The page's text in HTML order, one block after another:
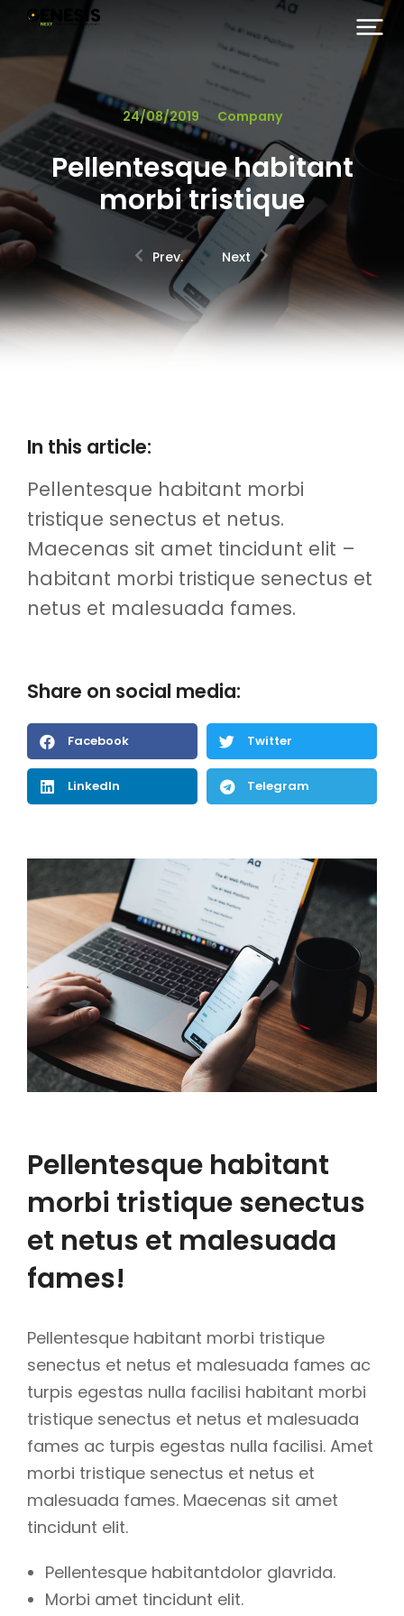
24/08/2019 Company
Pellentesque habitant
morbi tristique
Prev. Next
Pellentesque habitant
morbi tristique senectus
et netus et malesuada
fames!
Pellentesque habitant morbi tristique
senectus et netus et malesuada fames ac
turpis egestas nulla facilisi habitant morbi
tristique senectus et netus et malesuada
fames ac turpis egestas nulla facilisi. Amet
morbi tristique senectus et netus et
malesuada fames. Maecenas sit amet
tincidunt elit.
Pellentesque habitantdolor glavrida.
Morbi amet tincidunt elit.
In this article:
Pellentesque habitant morbi
tristique senectus et netus.
Maecenas sit amet tincidunt elit –
habitant morbi tristique senectus et
netus et malesuada fames.
Share on social media:
Facebook Twitter
LinkedIn Telegram